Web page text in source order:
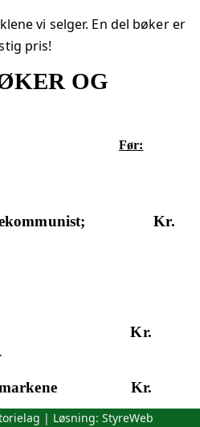
vi selger. En del bøker er
pris!
OG
Før:
Kr.
Kr.
Kr.
| Løsning: StyreWeb